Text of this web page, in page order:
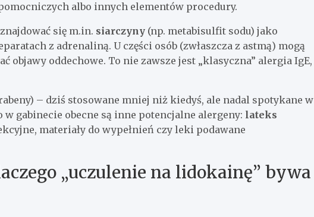
albo innych elementów procedury.
się m.in. siarczyny (np. metabisulfit sodu) jako
z adrenaliną. U części osób (zwłaszcza z astmą) mogą
oddechowe. To nie zawsze jest „klasyczna” alergia IgE,
– dziś stosowane mniej niż kiedyś, ale nadal spotykane w
gabinecie obecne są inne potencjalne alergeny: lateks
materiały do wypełnień czy leki podawane
„uczulenie na lidokainę” bywa